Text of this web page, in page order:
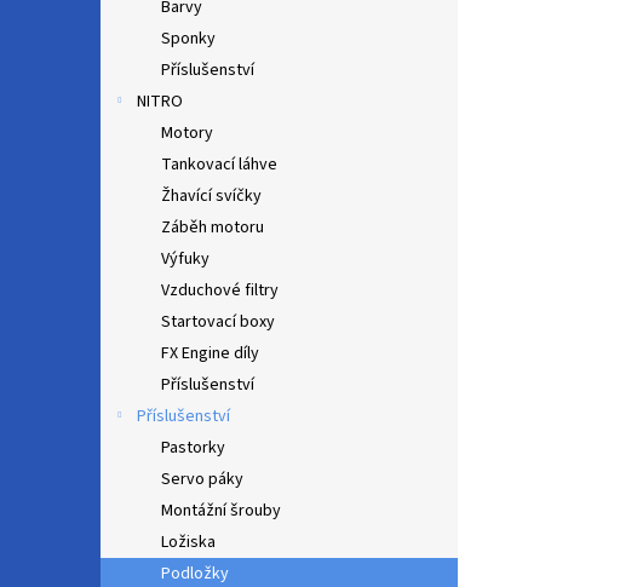
Barvy
Sponky
Příslušenství
NITRO
Motory
Tankovací láhve
Žhavící svíčky
Záběh motoru
Výfuky
Vzduchové filtry
Startovací boxy
FX Engine díly
Příslušenství
Příslušenství
Pastorky
Servo páky
Montážní šrouby
Ložiska
Podložky